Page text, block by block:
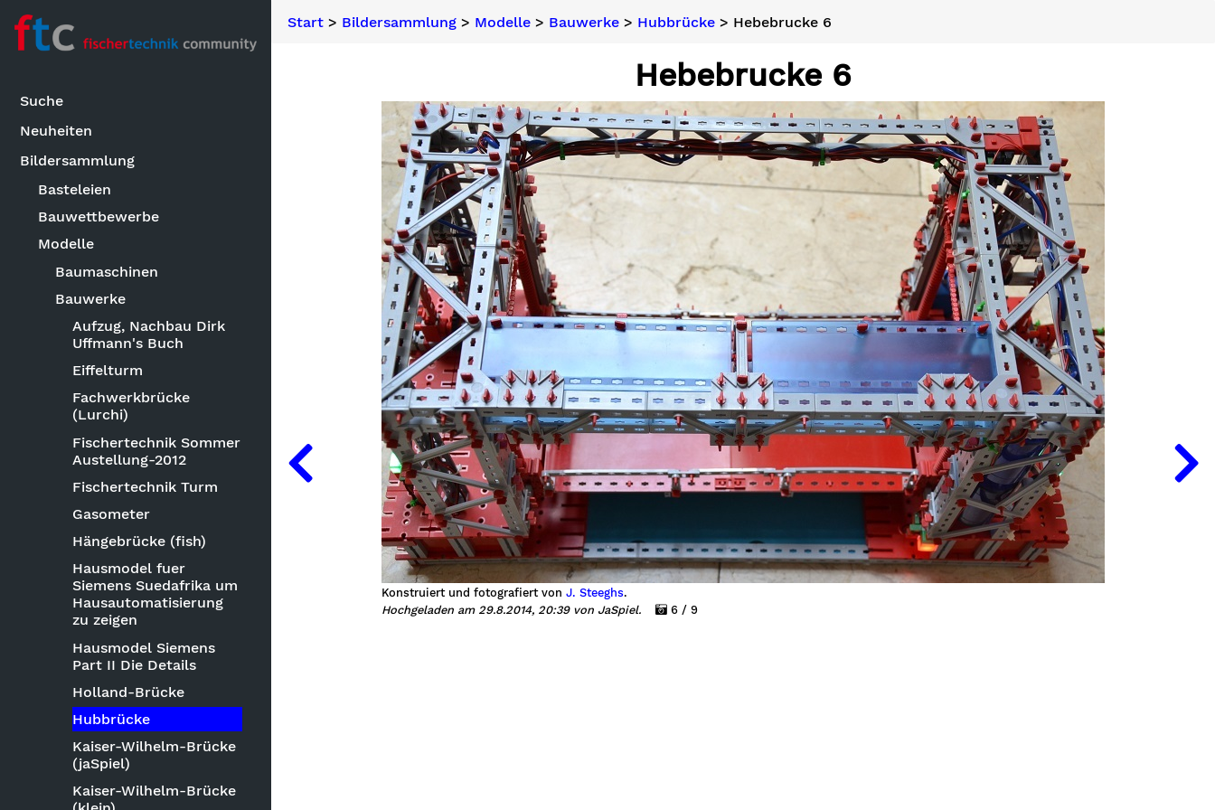
Suche
Neuheiten
Bildersammlung
Basteleien
Bauwettbewerbe
Modelle
Baumaschinen
Bauwerke
Aufzug, Nachbau Dirk
Uffmann's Buch
Eiffelturm
Fachwerkbrücke
(Lurchi)
Fischertechnik Sommer
Austellung-2012
Fischertechnik Turm
Gasometer
Hängebrücke (fish)
Hausmodel fuer
Siemens Suedafrika um
Hausautomatisierung
zu zeigen
Hausmodel Siemens
Part II Die Details
Holland-Brücke
Hubbrücke
Kaiser-Wilhelm-Brücke
(jaSpiel)
Kaiser-Wilhelm-Brücke
Start> Bildersammlung> Modelle> Bauwerke> Hubbrücke> Hebebrucke 6
Hebebrucke 6
Konstruiert und fotografiert von J. Steeghs.
Hochgeladen am 29.8.2014, 20:39 von JaSpiel.
6 / 9